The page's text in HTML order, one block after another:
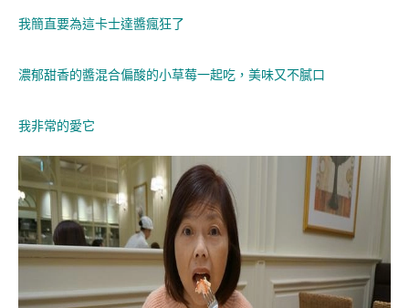
我簡直要為這卡士達醬瘋狂了
濃郁甜香的醬混合偏酸的小草莓一起吃，美味又不膩口
我非常的愛它